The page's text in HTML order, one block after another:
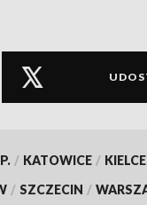
/ KATOWICE / KIELCE
/ SZCZECIN /